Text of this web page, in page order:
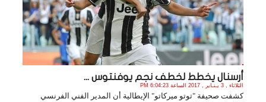
أرسنال يخطط لخطف نجم يوفنتوس ...
الثلاثاء , 3 يـنـاير , 2017 الساعة 6:04:23 PM
كشفت صحيفة "توتو ميركاتو" الإيطالية أن المدير الفني الفرنسي